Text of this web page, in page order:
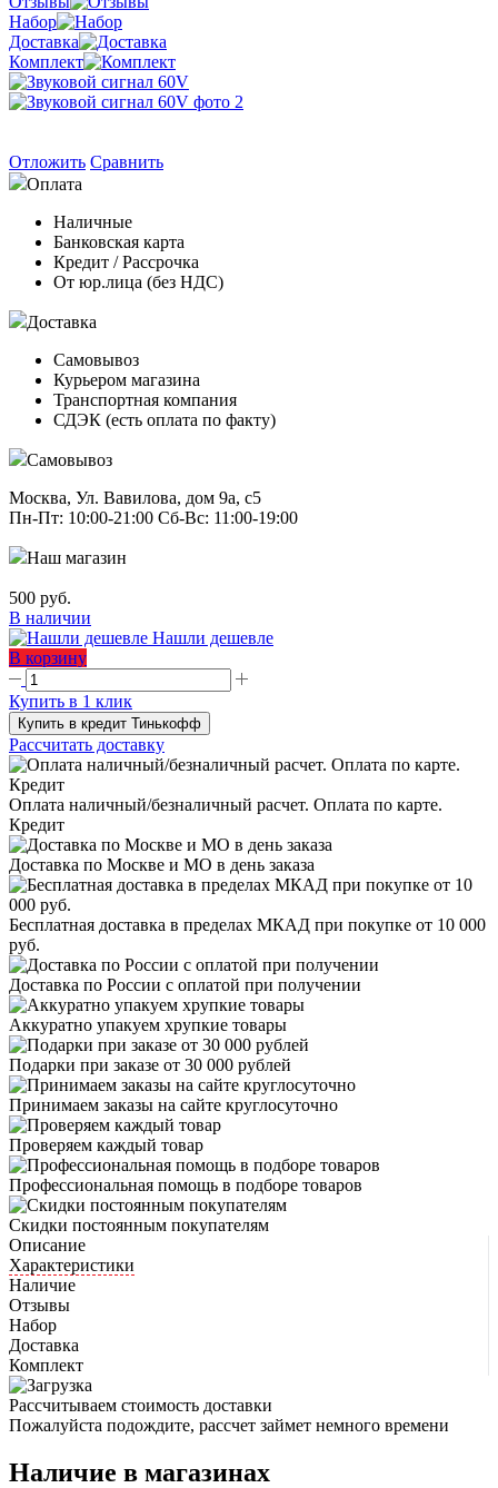
Набор
Доставка
Комплект
Отложить Сравнить
Оплата
Наличные
Банковская карта
Кредит / Рассрочка
От юр.лица (без НДС)
Доставка
Самовывоз
Курьером магазина
Транспортная компания
СДЭК (есть оплата по факту)
Самовывоз
Москва, Ул. Вавилова, дом 9а, с5
Пн-Пт: 10:00-21:00 Сб-Вс: 11:00-19:00
Наш магазин
500 руб.
В наличии
Нашли дешевле
В корзину
Купить в 1 клик
Купить в кредит Тинькофф
Рассчитать доставку
Оплата наличный/безналичный расчет. Оплата по карте.
Кредит
Доставка по Москве и МО в день заказа
Бесплатная доставка в пределах МКАД при покупке от 10 000
руб.
Доставка по России с оплатой при получении
Аккуратно упакуем хрупкие товары
Подарки при заказе от 30 000 рублей
Принимаем заказы на сайте круглосуточно
Проверяем каждый товар
Профессиональная помощь в подборе товаров
Скидки постоянным покупателям
Описание
Характеристики
Наличие
Отзывы
Набор
Доставка
Комплект
Рассчитываем стоимость доставки
Пожалуйста подождите, рассчет займет немного времени
Наличие в магазинах